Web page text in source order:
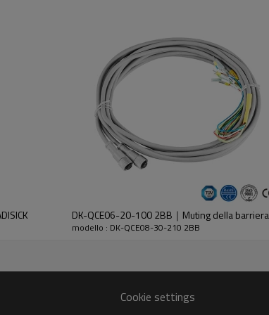
dell'emettitore e del ricevitore.
DK-QCE06-20-100 2BB｜Muting della
modello : DK-QCE08-30-210 2BB
Cookie settings